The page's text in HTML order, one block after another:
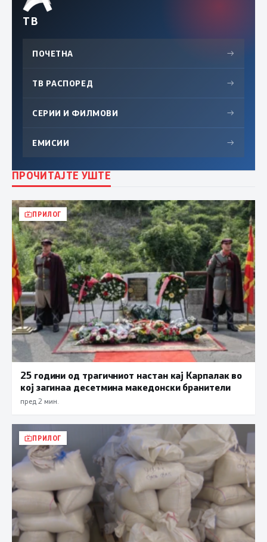
ТВ
ПОЧЕТНА →
ТВ РАСПОРЕД →
СЕРИИ И ФИЛМОВИ →
ЕМИСИИ →
ПРОЧИТАЈТЕ УШТЕ
ПРИЛОГ
25 години од трагичниот настан кај Карпалак во
кој загинаа десетмина македонски бранители
пред 2 мин.
ПРИЛОГ